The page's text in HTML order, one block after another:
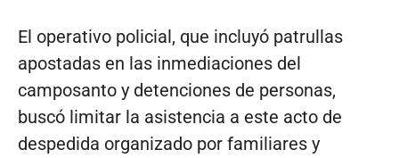
El operativo policial, que incluyó patrullas
apostadas en las inmediaciones del
camposanto y detenciones de personas,
buscó limitar la asistencia a este acto de
despedida organizado por familiares y